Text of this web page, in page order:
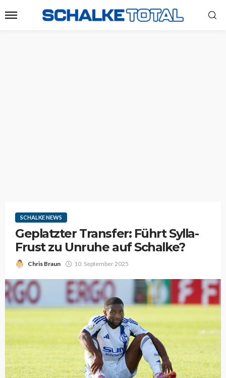
SCHALKE NEWS
Geplatzter Transfer: Führt Sylla-
Frust zu Unruhe auf Schalke?
Chris Braun 10. September 2025